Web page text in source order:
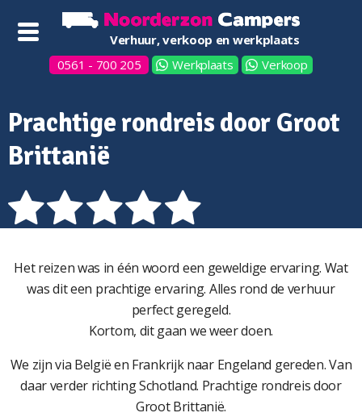
Verhuur, verkoop en werkplaats
0561 - 700 205
Werkplaats Verkoop
Prachtige rondreis door Groot
Brittanië
Het reizen was in één woord een geweldige ervaring. Wat
was dit een prachtige ervaring. Alles rond de verhuur
perfect geregeld.
Kortom, dit gaan we weer doen.
We zijn via België en Frankrijk naar Engeland gereden. Van
daar verder richting Schotland. Prachtige rondreis door
Groot Brittanië.